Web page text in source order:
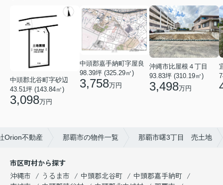
中頭郡北谷町字砂辺
43.51坪 (143.84㎡)
3,098万円
中頭郡嘉手納町字屋良
98.39坪 (325.29㎡)
3,758万円
沖縄市比屋根４丁目
93.83坪 (310.19㎡)
3,498万円
Orion不動産 那覇市の物件一覧 那覇市曙3丁目 売土地
市区町村から探す
沖縄市
うるま市 中頭郡北谷町
中頭郡嘉手納町